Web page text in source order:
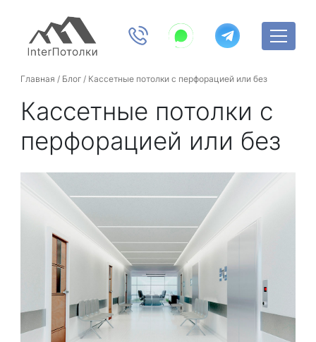
Главная / Блог / Кассетные потолки с перфорацией или без
Кассетные потолки с
перфорацией или без